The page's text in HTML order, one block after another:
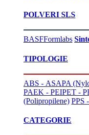
POLVERI SLS
BASFFormlabs
TIPOLOGIE
ABS - ASAPA
PAEK - PEIPET -
(Polipropilene) PPS
CATEGORIE